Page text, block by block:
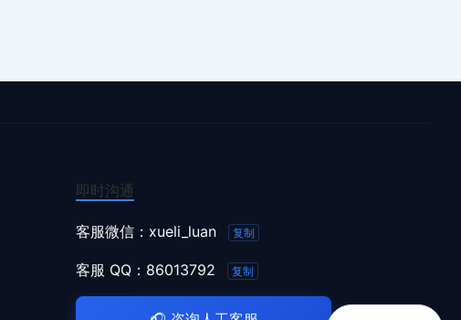
即时沟通
客服微信： xueli_luan 复制
客服 QQ： 86013792 复制